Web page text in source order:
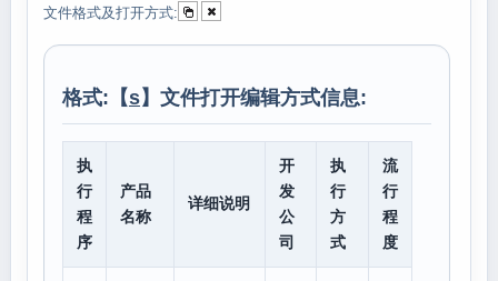
文件格式及打开方式:
格式:【s】文件打开编辑方式信息:
执
行
程
序
产品
名称
详细说明
开
发
公
司
执
行
方
式
流
行
程
度